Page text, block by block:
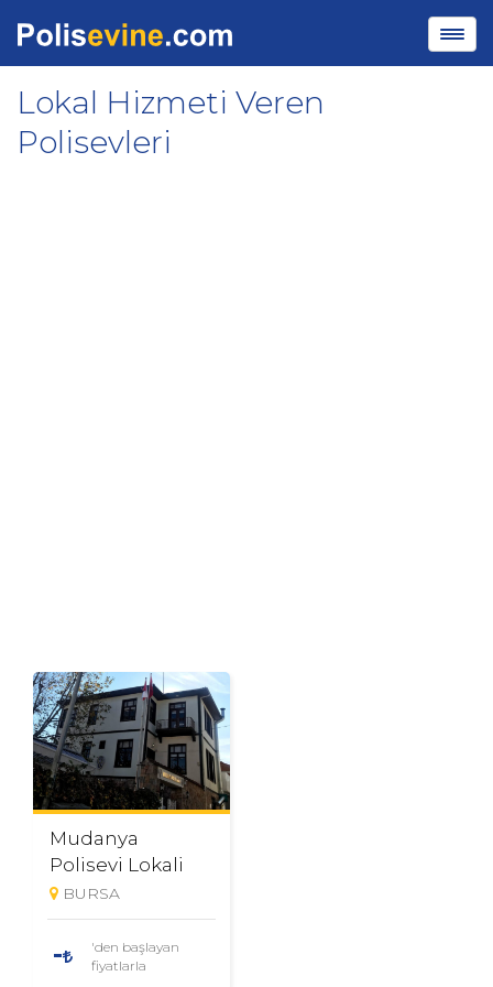
Lokal Hizmeti Veren
Polisevleri
Mudanya
Polisevi Lokali
BURSA
-
'den başlayan
fiyatlarla